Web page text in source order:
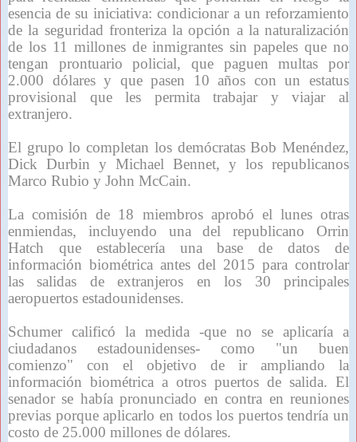
esencia de su iniciativa: condicionar a un reforzamiento
de la seguridad fronteriza la opción a la naturalización
de los 11 millones de inmigrantes sin papeles que no
tengan prontuario policial, que paguen multas por
2.000 dólares y que pasen 10 años con un estatus
provisional que les permita trabajar y viajar al
extranjero.
El grupo lo completan los demócratas Bob Menéndez,
Dick Durbin y Michael Bennet, y los republicanos
Marco Rubio y John McCain.
La comisión de 18 miembros aprobó el lunes otras
enmiendas, incluyendo una del republicano Orrin
Hatch que establecería una base de datos de
información biométrica antes del 2015 para controlar
las salidas de extranjeros en los 30 principales
aeropuertos estadounidenses.
Schumer calificó la medida -que no se aplicaría a
ciudadanos estadounidenses- como "un buen
comienzo" con el objetivo de ir ampliando la
información biométrica a otros puertos de salida. El
senador se había pronunciado en contra en reuniones
previas porque aplicarlo en todos los puertos tendría un
costo de 25.000 millones de dólares.